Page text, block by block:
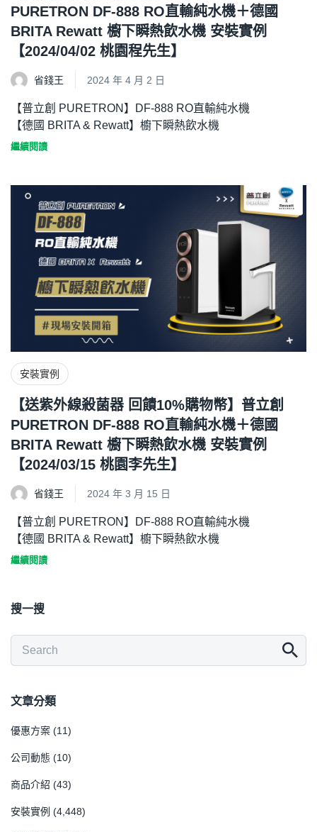
PURETRON DF-888 RO直輸純水機＋德國
BRITA Rewatt 櫥下瞬熱飲水機 安裝實例
【2024/04/02 桃園程先生】
省錢王 2024 年 4 月 2 日
【普立創 PURETRON】DF-888 RO直輸純水機
【德國 BRITA & Rewatt】櫥下瞬熱飲水機
繼續閱讀
安裝實例
【送紫外線殺菌器 回饋10%購物幣】普立創
PURETRON DF-888 RO直輸純水機＋德國
BRITA Rewatt 櫥下瞬熱飲水機 安裝實例
【2024/03/15 桃園李先生】
省錢王 2024 年 3 月 15 日
【普立創 PURETRON】DF-888 RO直輸純水機
【德國 BRITA & Rewatt】櫥下瞬熱飲水機
繼續閱讀
搜一搜
文章分類
優惠方案 (11)
公司動態 (10)
商品介紹 (43)
安裝實例 (4,448)